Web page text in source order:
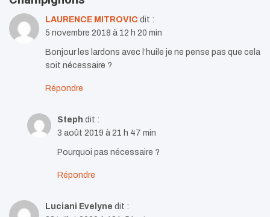
LAURENCE MITROVIC dit :
5 novembre 2018 à 12 h 20 min
Bonjour les lardons avec l’huile je ne pense pas que cela
soit nécessaire ?
Répondre
Steph dit :
3 août 2019 à 21 h 47 min
Pourquoi pas nécessaire ?
Répondre
Luciani Evelyne dit :